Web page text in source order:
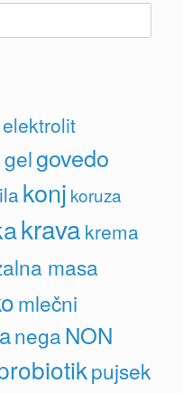
elektrolit
gelgovedo
konj koruza
krava krema
masa
mlečni
negaNON
pujsek